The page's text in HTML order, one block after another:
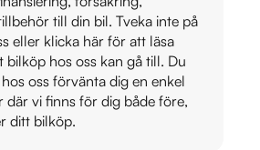
till din bil. Tveka inte på
eller klicka här för att läsa
bilköp hos oss kan gå till. Du
oss förvänta dig en enkel
där vi finns för dig både före,
ditt bilköp.